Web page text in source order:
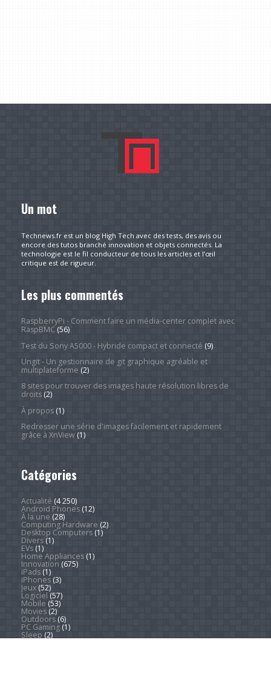
Un mot
Technews.fr est un blog High Tech avec des tests, des avis ou
encore des tutos branché innovation et objets connectés. La
technologie est le fil conducteur de tous les articles et l’œil
critique est de rigueur.
Les plus commentés
RaspberryPi - Comment faire un média-center complet avec
RaspBMC(56)
Test du Sony A5000 - Hybride compact et connecté (9)
Ungit - Un gestionnaire de git graphique agréable et
multiplateforme (2)
8 sites pour trouver des images haute résolution libres de
droits(2)
À propos(1)
Redresser une série d'images facilement et rapidement
grâce à XnView(1)
Catégories
Actualité (4 250)
Android Phones(12)
À la une (28)
Computing Hardware (2)
Desktop Computers(1)
Divers(1)
EVs(1)
Home Appliances(1)
Innovation (675)
iPads(1)
iPhones(3)
Jeux(52)
Logiciel (57)
Mobile (53)
Movies(2)
Outdoors(6)
PC Gaming(1)
Sleep (2)